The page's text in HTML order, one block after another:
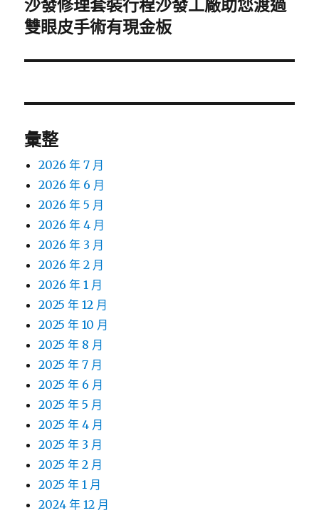
下
一
文
沙發修理套裝行程沙發工廠助您渡過
雙眼皮手術有現金板
彙整
2026 年 7 月
2026 年 6 月
2026 年 5 月
2026 年 4 月
2026 年 3 月
2026 年 2 月
2026 年 1 月
2025 年 12 月
2025 年 10 月
2025 年 8 月
2025 年 7 月
2025 年 6 月
2025 年 5 月
2025 年 4 月
2025 年 3 月
2025 年 2 月
2025 年 1 月
2024 年 12 月